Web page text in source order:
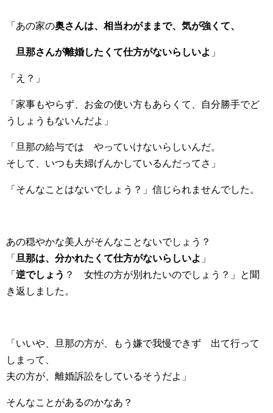
「あの家の奥さんは、相当わがままで、気が強くて、
旦那さんが離婚したくて仕方がないらしいよ 」
「え？」
「家事もやらず、お金の使い方もあらくて、自分勝手でど
うしょうもないんだよ」
「旦那の給与では やっていけないらしいんだ。
そして、いつも夫婦げんかしているんだってさ」
「そんなことはないでしょう？」信じられませんでした。
あの穏やかな美人がそんなことないでしょう？
「 旦那は、分かれたくて仕方がないらしいよ 」
「 逆でしょう ？ 女性の方が別れたいのでしょう？」と聞
き返しました。
「いいや、旦那の方が、もう嫌で我慢できず 出て行って
しまって、
夫の方が、離婚訴訟をしているそうだよ」
そんなことがあるのかなあ？